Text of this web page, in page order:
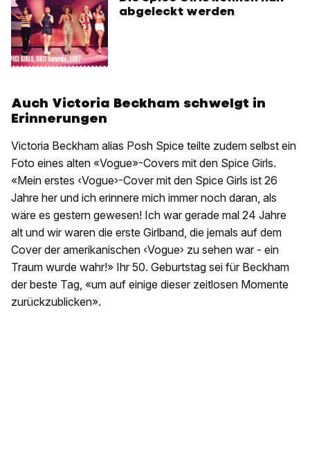
abgeleckt werden
Auch Victoria Beckham schwelgt in
Erinnerungen
Victoria Beckham alias Posh Spice teilte zudem selbst ein
Foto eines alten «Vogue»-Covers mit den Spice Girls.
«Mein erstes ‹Vogue›-Cover mit den Spice Girls ist 26
Jahre her und ich erinnere mich immer noch daran, als
wäre es gestern gewesen! Ich war gerade mal 24 Jahre
alt und wir waren die erste Girlband, die jemals auf dem
Cover der amerikanischen ‹Vogue› zu sehen war - ein
Traum wurde wahr!» Ihr 50. Geburtstag sei für Beckham
der beste Tag, «um auf einige dieser zeitlosen Momente
zurückzublicken».